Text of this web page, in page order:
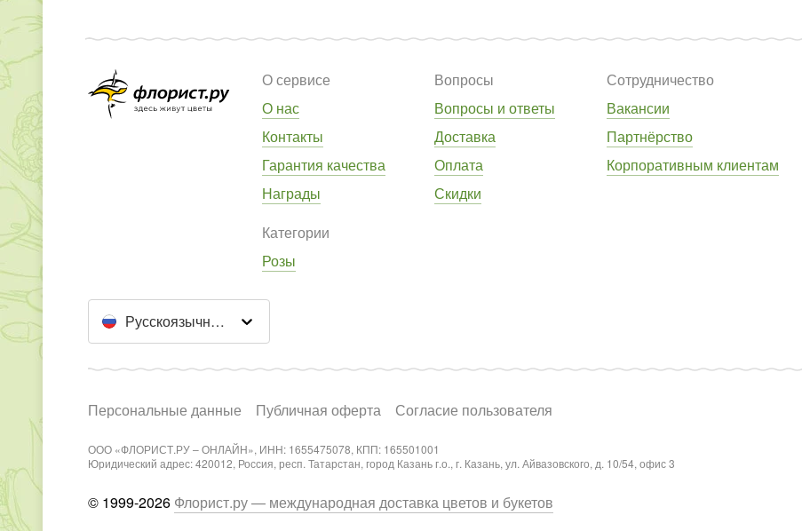
О сервисе
О нас
Контакты
Гарантия качества
Награды
Вопросы
Вопросы и ответы
Доставка
Оплата
Скидки
Сотрудничество
Вакансии
Партнёрство
Корпоративным клиентам
Категории
Розы
Русскоязычный сайт
Персональные данные Публичная оферта Согласие пользователя
ООО «ФЛОРИСТ.РУ – ОНЛАЙН», ИНН: 1655475078, КПП: 165501001
Юридический адрес: 420012, Россия, респ. Татарстан, город Казань г.о., г. Казань, ул. Айвазовского, д. 10/54, офис 3
© 1999-2026 Флорист.ру — международная доставка цветов и букетов